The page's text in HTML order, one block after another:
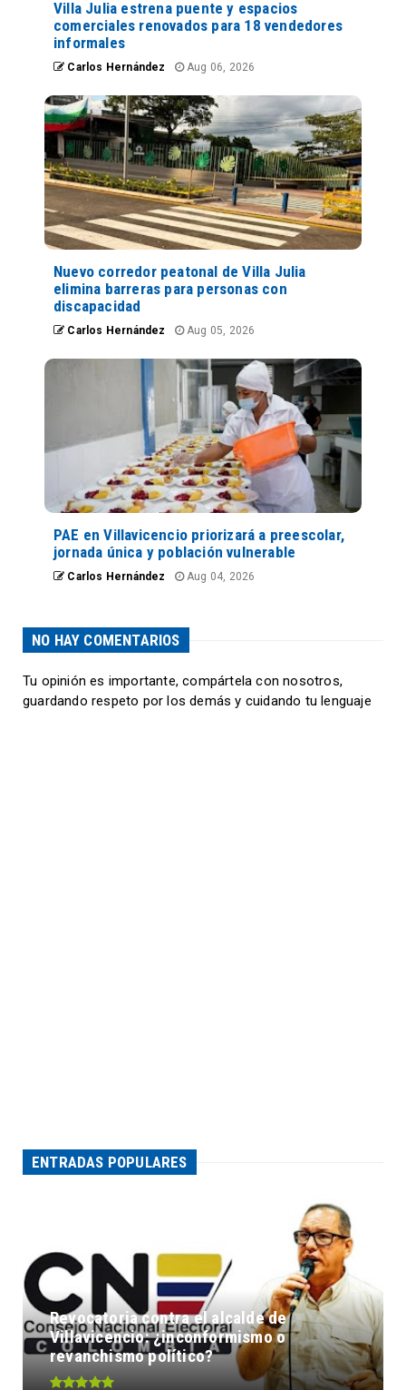
Villa Julia estrena puente y espacios
comerciales renovados para 18 vendedores
informales
Carlos Hernández Aug 06, 2026
Nuevo corredor peatonal de Villa Julia
elimina barreras para personas con
discapacidad
Carlos Hernández Aug 05, 2026
PAE en Villavicencio priorizará a preescolar,
jornada única y población vulnerable
Carlos Hernández Aug 04, 2026
NO HAY COMENTARIOS
Tu opinión es importante, compártela con nosotros,
guardando respeto por los demás y cuidando tu lenguaje
ENTRADAS POPULARES
Revocatoria contra el alcalde de
Villavicencio: ¿inconformismo o
revanchismo político?